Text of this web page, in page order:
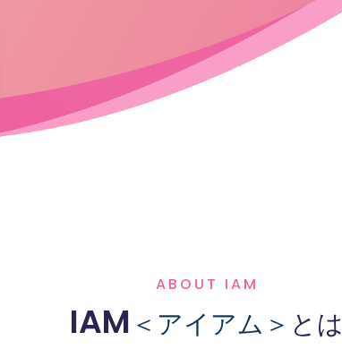
ABOUT IAM
IAM ＜アイアム＞ とは